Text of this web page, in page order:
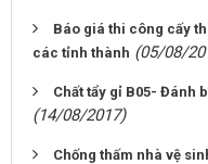
Báo giá thi công cấy
các tỉnh thành (05/08/
Chất tẩy gỉ B05- Đánh
(14/08/2017)
Chống thấm nhà vệ